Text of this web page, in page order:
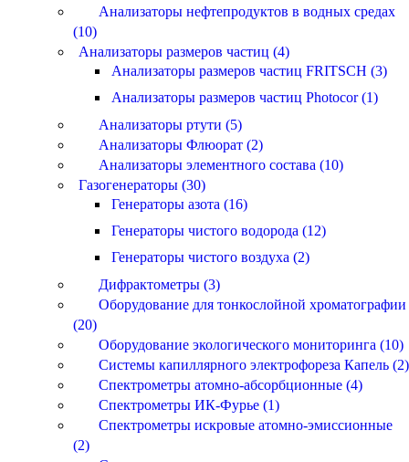
Анализаторы нефтепродуктов в водных средах
(10)
Анализаторы размеров частиц (4)
Анализаторы размеров частиц FRITSCH (3)
Анализаторы размеров частиц Photocor (1)
Анализаторы ртути (5)
Анализаторы Флюорат (2)
Анализаторы элементного состава (10)
Газогенераторы (30)
Генераторы азота (16)
Генераторы чистого водорода (12)
Генераторы чистого воздуха (2)
Дифрактометры (3)
Оборудование для тонкослойной хроматографии
(20)
Оборудование экологического мониторинга (10)
Системы капиллярного электрофореза Капель (2)
Спектрометры атомно-абсорбционные (4)
Спектрометры ИК-Фурье (1)
Спектрометры искровые атомно-эмиссионные
(2)